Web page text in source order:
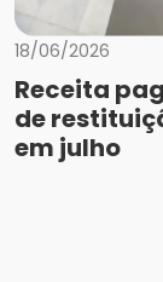
18/06/2026
Receita
de
em julho